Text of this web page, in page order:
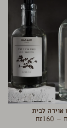
לבית
–
₪160